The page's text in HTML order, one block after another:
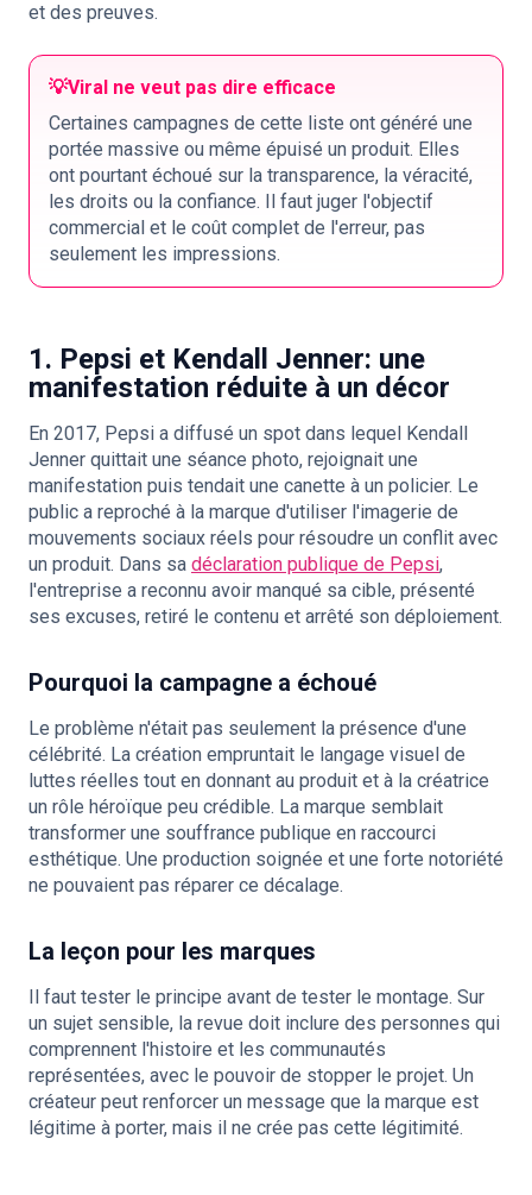
et des preuves.
💡Viral ne veut pas dire efficace
Certaines campagnes de cette liste ont généré une
portée massive ou même épuisé un produit. Elles
ont pourtant échoué sur la transparence, la véracité,
les droits ou la confiance. Il faut juger l'objectif
commercial et le coût complet de l'erreur, pas
seulement les impressions.
1. Pepsi et Kendall Jenner: une
manifestation réduite à un décor
En 2017, Pepsi a diffusé un spot dans lequel Kendall
Jenner quittait une séance photo, rejoignait une
manifestation puis tendait une canette à un policier. Le
public a reproché à la marque d'utiliser l'imagerie de
mouvements sociaux réels pour résoudre un conflit avec
un produit. Dans sa déclaration publique de Pepsi,
l'entreprise a reconnu avoir manqué sa cible, présenté
ses excuses, retiré le contenu et arrêté son déploiement.
Pourquoi la campagne a échoué
Le problème n'était pas seulement la présence d'une
célébrité. La création empruntait le langage visuel de
luttes réelles tout en donnant au produit et à la créatrice
un rôle héroïque peu crédible. La marque semblait
transformer une souffrance publique en raccourci
esthétique. Une production soignée et une forte notoriété
ne pouvaient pas réparer ce décalage.
La leçon pour les marques
Il faut tester le principe avant de tester le montage. Sur
un sujet sensible, la revue doit inclure des personnes qui
comprennent l'histoire et les communautés
représentées, avec le pouvoir de stopper le projet. Un
créateur peut renforcer un message que la marque est
légitime à porter, mais il ne crée pas cette légitimité.